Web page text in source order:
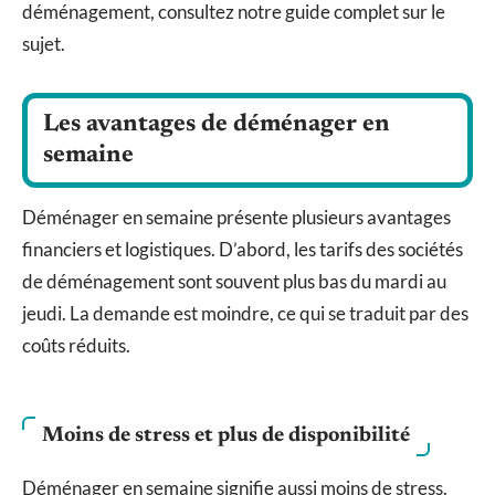
déménagement, consultez notre guide complet sur le
sujet.
Les avantages de déménager en
semaine
Déménager en semaine présente plusieurs avantages
financiers et logistiques. D’abord, les tarifs des sociétés
de déménagement sont souvent plus bas du mardi au
jeudi. La demande est moindre, ce qui se traduit par des
coûts réduits.
Moins de stress et plus de disponibilité
Déménager en semaine signifie aussi moins de stress.